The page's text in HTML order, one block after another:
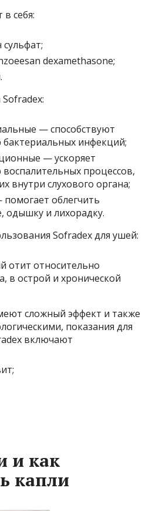
себя:
dexamethasone;
— способствуют
инфекций;
— ускоряет
процессов,
внутри слухового органа;
облегчить
одышку и лихорадку.
Sofradex для ушей:
отит относительно
в острой и хронической
сложный эффект и также
показания для
включают
и как
капли